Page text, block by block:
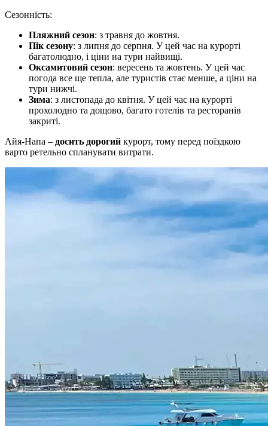
Сезонність:
Пляжний сезон: з травня до жовтня.
Пік сезону: з липня до серпня. У цей час на курорті
багатолюдно, і ціни на тури найвищі.
Оксамитовий сезон: вересень та жовтень. У цей час
погода все ще тепла, але туристів стає менше, а ціни на
тури нижчі.
Зима: з листопада до квітня. У цей час на курорті
прохолодно та дощово, багато готелів та ресторанів
закриті.
Айя-Напа – досить дорогий курорт, тому перед поїздкою
варто ретельно спланувати витрати.